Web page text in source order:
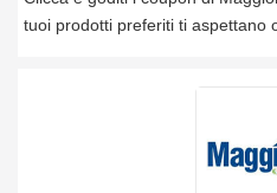
tuoi prodotti preferiti ti aspettano